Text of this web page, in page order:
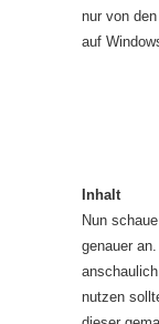
nur von
auf
Inhalt
Nun
genauer
nutzen